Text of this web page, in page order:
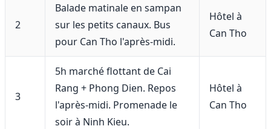
2
Balade matinale en sampan
sur les petits canaux. Bus
pour Can Tho l'après-midi.
Hôtel à
Can Tho
3
5h marché flottant de Cai
Rang + Phong Dien. Repos
l'après-midi. Promenade le
soir à Ninh Kieu.
Hôtel à
Can Tho